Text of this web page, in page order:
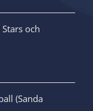
och
(Sanda